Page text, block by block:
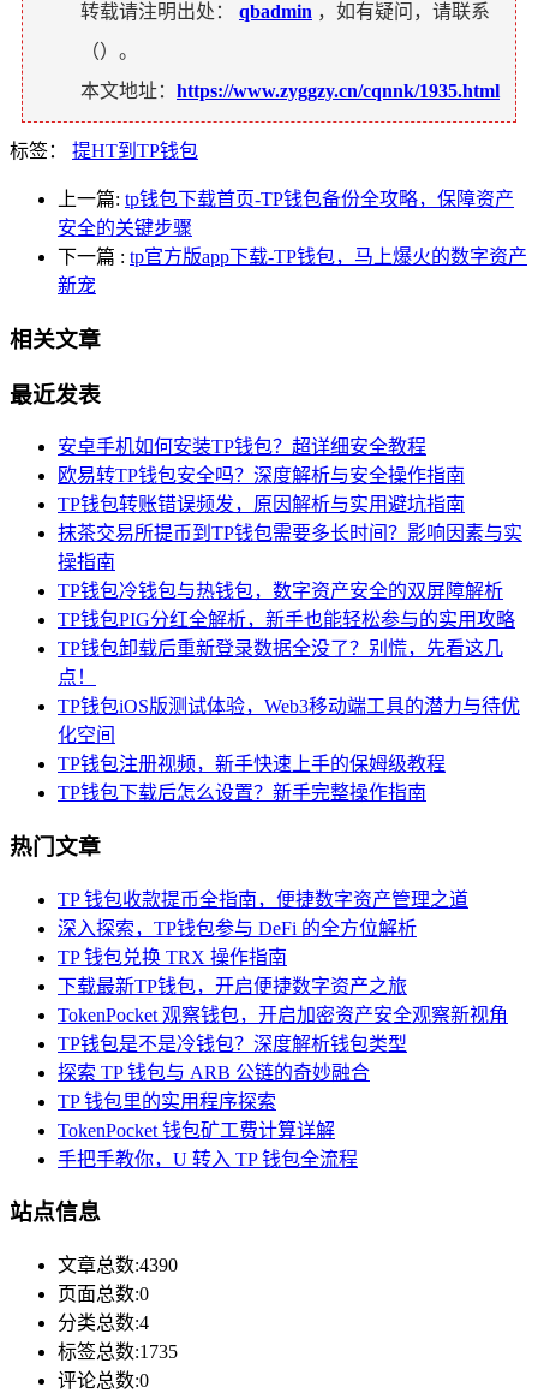
转载请注明出处： qbadmin ，如有疑问，请联系
（）。
本文地址： https://www.zyggzy.cn/cqnnk/1935.html
标签： 提HT到TP钱包
上一篇: tp钱包下载首页-TP钱包备份全攻略，保障资产
安全的关键步骤
下一篇 : tp官方版app下载-TP钱包，马上爆火的数字资产
新宠
相关文章
最近发表
安卓手机如何安装TP钱包？超详细安全教程
欧易转TP钱包安全吗？深度解析与安全操作指南
TP钱包转账错误频发，原因解析与实用避坑指南
抹茶交易所提币到TP钱包需要多长时间？影响因素与实
操指南
TP钱包冷钱包与热钱包，数字资产安全的双屏障解析
TP钱包PIG分红全解析，新手也能轻松参与的实用攻略
TP钱包卸载后重新登录数据全没了？别慌，先看这几
点！
TP钱包iOS版测试体验，Web3移动端工具的潜力与待优
化空间
TP钱包注册视频，新手快速上手的保姆级教程
TP钱包下载后怎么设置？新手完整操作指南
热门文章
TP 钱包收款提币全指南，便捷数字资产管理之道
深入探索，TP钱包参与 DeFi 的全方位解析
TP 钱包兑换 TRX 操作指南
下载最新TP钱包，开启便捷数字资产之旅
TokenPocket 观察钱包，开启加密资产安全观察新视角
TP钱包是不是冷钱包？深度解析钱包类型
探索 TP 钱包与 ARB 公链的奇妙融合
TP 钱包里的实用程序探索
TokenPocket 钱包矿工费计算详解
手把手教你，U 转入 TP 钱包全流程
站点信息
文章总数:4390
页面总数:0
分类总数:4
标签总数:1735
评论总数:0